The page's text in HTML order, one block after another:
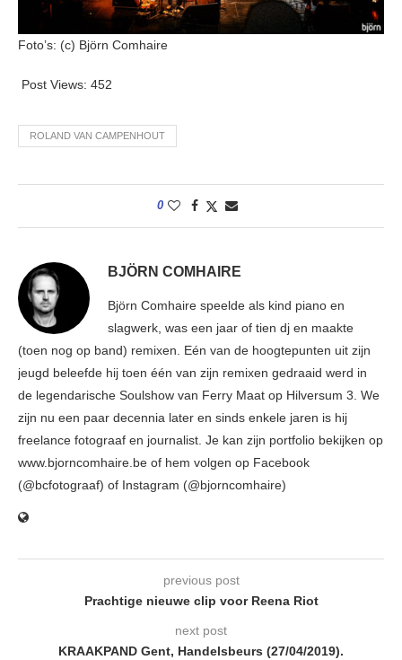
Foto’s: (c) Björn Comhaire
Post Views: 452
ROLAND VAN CAMPENHOUT
0
BJÖRN COMHAIRE
Björn Comhaire speelde als kind piano en
slagwerk, was een jaar of tien dj en maakte
(toen nog op band) remixen. Eén van de hoogtepunten uit zijn
jeugd beleefde hij toen één van zijn remixen gedraaid werd in
de legendarische Soulshow van Ferry Maat op Hilversum 3. We
zijn nu een paar decennia later en sinds enkele jaren is hij
freelance fotograaf en journalist. Je kan zijn portfolio bekijken op
www.bjorncomhaire.be of hem volgen op Facebook
(@bcfotograaf) of Instagram (@bjorncomhaire)
previous post
Prachtige nieuwe clip voor Reena Riot
next post
KRAAKPAND Gent, Handelsbeurs (27/04/2019).